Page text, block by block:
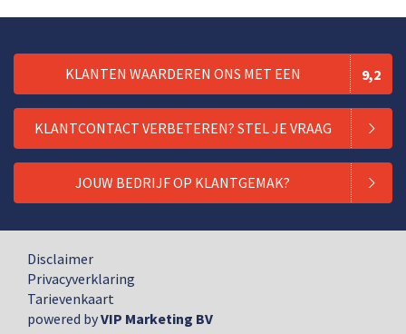
KLANTEN WAARDEREN ONS MET EEN 9,2
KLANTCONTACT VERBETEREN? STEL JE VRAAG
JOUW BEDRIJF OP KLANTGEMAK?
Disclaimer
Privacyverklaring
Tarievenkaart
powered byVIP Marketing BV